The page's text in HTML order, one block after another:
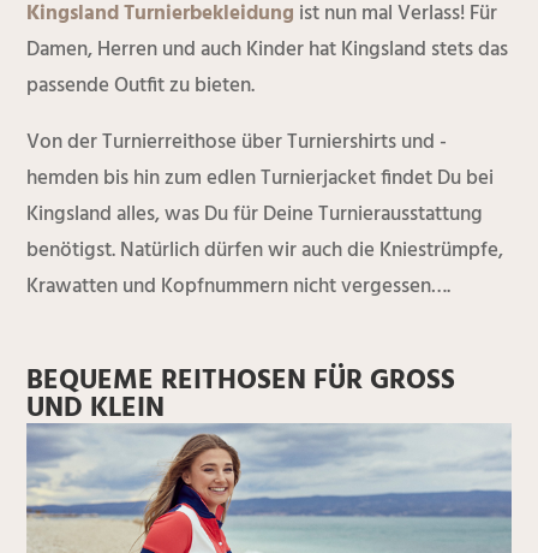
Kingsland Turnierbekleidung ist nun mal Verlass! Für
Damen, Herren und auch Kinder hat Kingsland stets das
passende Outfit zu bieten.
Von der Turnierreithose über Turniershirts und -
hemden bis hin zum edlen Turnierjacket findet Du bei
Kingsland alles, was Du für Deine Turnierausstattung
benötigst. Natürlich dürfen wir auch die Kniestrümpfe,
Krawatten und Kopfnummern nicht vergessen….
BEQUEME REITHOSEN FÜR GROSS U
ND KLEIN